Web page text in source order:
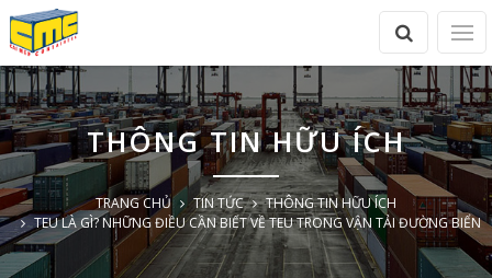
THÔNG TIN HỮU ÍCH
TRANG CHỦ TIN TỨC
THÔNG TIN HỮU ÍCH
TEU LÀ GÌ? NHỮNG ĐIỀU CẦN BIẾT VỀ TEU TRONG VẬN TẢI ĐƯỜNG BIỂN